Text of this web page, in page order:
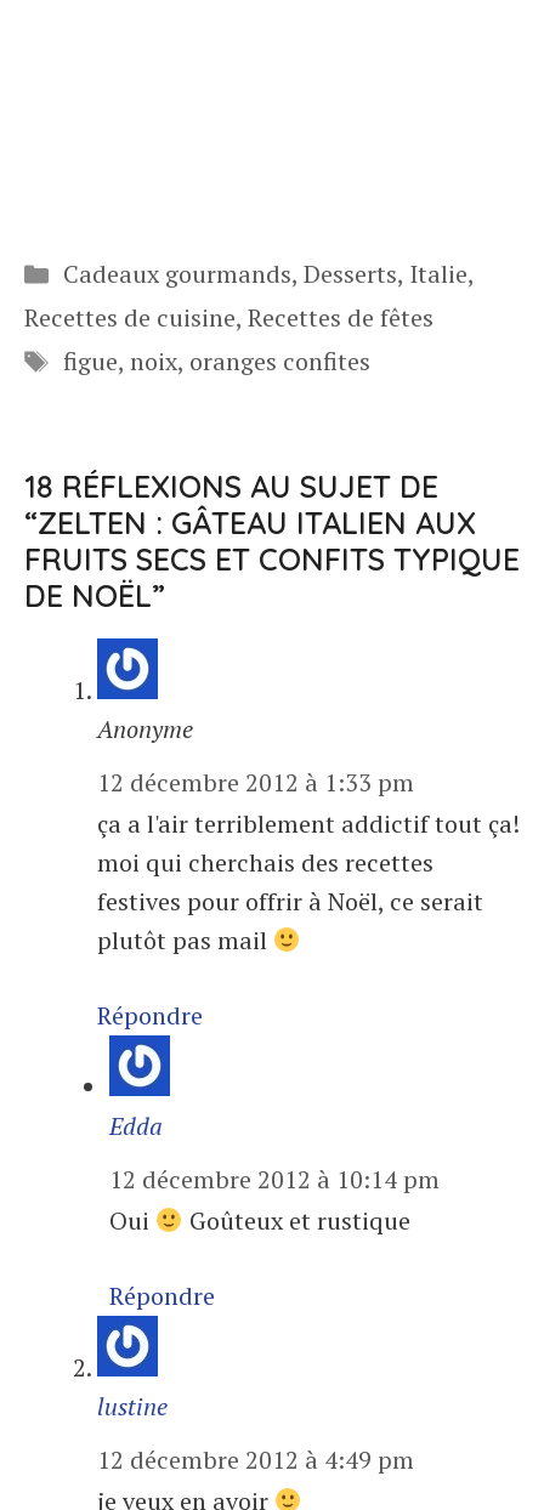
Catégories
Cadeaux gourmands, Desserts, Italie,
Recettes de cuisine, Recettes de fêtes
Étiquettes
figue, noix, oranges confites
18 RÉFLEXIONS AU SUJET DE
“ZELTEN : GÂTEAU ITALIEN AUX
FRUITS SECS ET CONFITS TYPIQUE
DE NOËL”
Anonyme
12 décembre 2012 à 1:33 pm
ça a l'air terriblement addictif tout ça!
moi qui cherchais des recettes
festives pour offrir à Noël, ce serait
plutôt pas mail
Répondre
Edda
12 décembre 2012 à 10:14 pm
Oui
Goûteux et rustique
Répondre
lustine
12 décembre 2012 à 4:49 pm
je veux en avoir